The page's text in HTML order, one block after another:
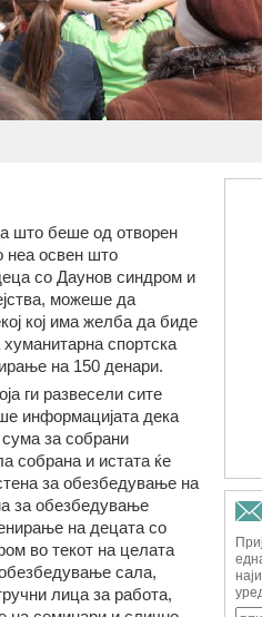
што беше од отворен
неа освен што
со Даунов синдром и
можеше да
кој има желба да биде
спортска
на 150 денари.
ги развесели сите
информацијата дека
за собрани
собрана и истата ќе
за обезбедување на
за обезбедување
на децата со
во текот на целата
сала,
лица за работа,